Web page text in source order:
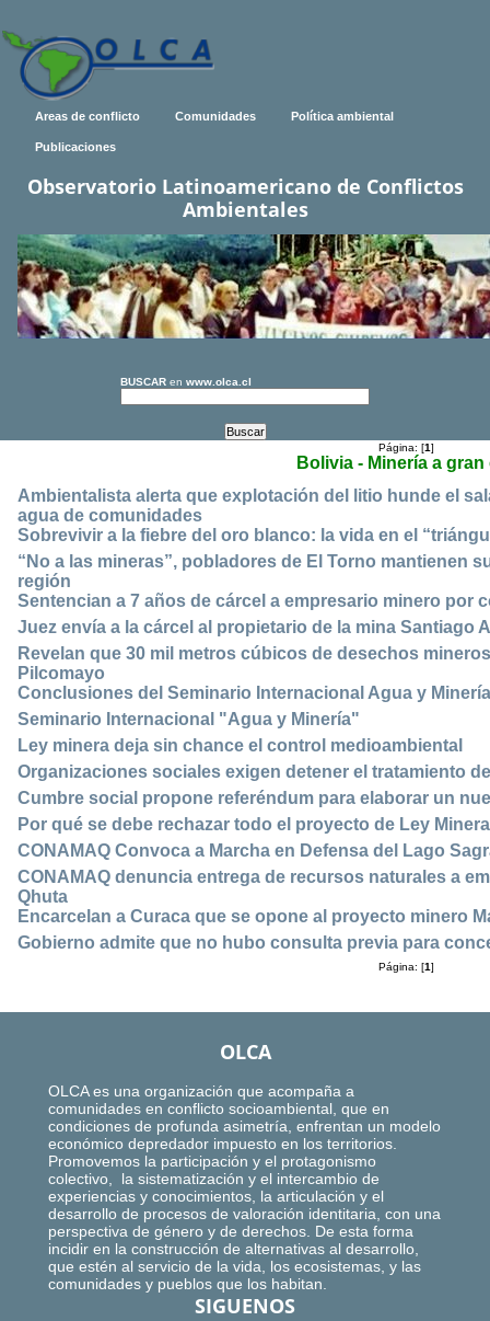
Areas de conflicto Comunidades Política ambiental
Publicaciones
Observatorio Latinoamericano de Conflictos
Ambientales
BUSCAR en www.olca.cl
Página: [1]
Bolivia - Minería a gran
Ambientalista alerta que explotación del litio hunde el
agua de comunidades
Sobrevivir a la fiebre del oro blanco: la vida en el
“No a las mineras”, pobladores de El Torno mantienen
región
Sentencian a 7 años de cárcel a empresario minero por
Juez envía a la cárcel al propietario de la mina Santiago
Revelan que 30 mil metros cúbicos de desechos
Pilcomayo
Conclusiones del Seminario Internacional Agua y Minería
Seminario Internacional "Agua y Minería"
Ley minera deja sin chance el control medioambiental
Organizaciones sociales exigen detener el tratamiento
Cumbre social propone referéndum para elaborar un
Por qué se debe rechazar todo el proyecto de Ley Minera
CONAMAQ Convoca a Marcha en Defensa del Lago
CONAMAQ denuncia entrega de recursos naturales a
Qhuta
Encarcelan a Curaca que se opone al proyecto minero
Gobierno admite que no hubo consulta previa para
Página: [1]
OLCA
OLCA es una organización que acompaña a
comunidades en conflicto socioambiental, que en
condiciones de profunda asimetría, enfrentan un modelo
económico depredador impuesto en los territorios.
Promovemos la participación y el protagonismo
colectivo, la sistematización y el intercambio de
experiencias y conocimientos, la articulación y el
desarrollo de procesos de valoración identitaria, con una
perspectiva de género y de derechos. De esta forma
incidir en la construcción de alternativas al desarrollo,
que estén al servicio de la vida, los ecosistemas, y las
comunidades y pueblos que los habitan.
SIGUENOS